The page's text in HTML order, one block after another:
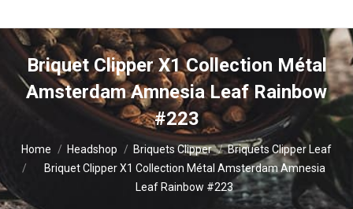
Briquet Clipper X1 Collection Métal
Amsterdam Amnesia Leaf Rainbow
#223
You are here:
Home Headshop Briquets Clipper
Briquets Clipper Leaf
Briquet Clipper X1 Collection Métal Amsterdam Amnesia
Leaf Rainbow #223